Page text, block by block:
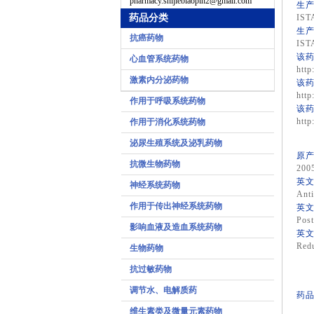
药品分类
抗癌药物
心血管系统药物
激素内分泌药物
作用于呼吸系统药物
作用于消化系统药物
泌尿生殖系统及泌乳药物
抗微生物药物
神经系统药物
作用于传出神经系统药物
影响血液及造血系统药物
生物药物
抗过敏药物
调节水、电解质药
维生素类及微量元素药物
生
生
该
该
该
原
英
英
英
药